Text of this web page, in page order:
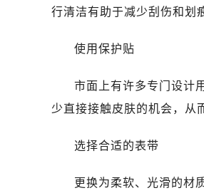
南通市崇川区
武汉市江汉区
合肥市蜀山
泉州市丰泽区
烟台市芝罘区
贵阳市南明区
行清洁有助于减少刮伤和划
使用保护贴
市面上有许多专门设计
少直接接触皮肤的机会，从
选择合适的表带
更换为柔软、光滑的材